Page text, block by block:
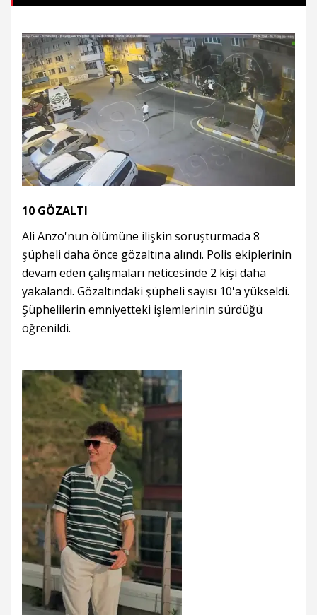
10 GÖZALTI
Ali Anzo'nun ölümüne ilişkin soruşturmada 8
şüpheli daha önce gözaltına alındı. Polis ekiplerinin
devam eden çalışmaları neticesinde 2 kişi daha
yakalandı. Gözaltındaki şüpheli sayısı 10'a yükseldi.
Şüphelilerin emniyetteki işlemlerinin sürdüğü
öğrenildi.